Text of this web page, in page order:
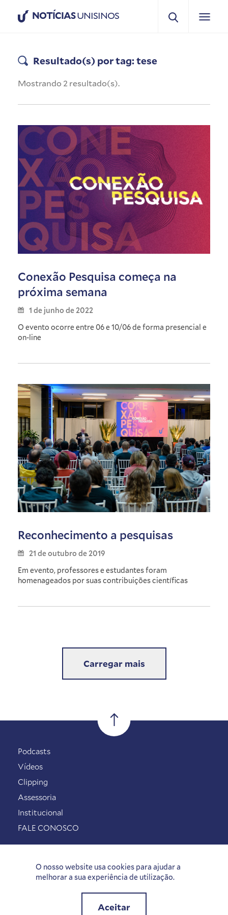
NOTÍCIASUNISINOS
Resultado(s) por tag: tese
Mostrando 2 resultado(s).
Conexão Pesquisa começa na
próxima semana
1 de junho de 2022
O evento ocorre entre 06 e 10/06 de forma presencial e
on-line
Reconhecimento a pesquisas
21 de outubro de 2019
Em evento, professores e estudantes foram
homenageados por suas contribuições científicas
Carregar mais
O nosso website usa cookies para ajudar a
melhorar a sua experiência de utilização.
Aceitar
Podcasts
Vídeos
Clipping
Assessoria
Institucional
FALE CONOSCO